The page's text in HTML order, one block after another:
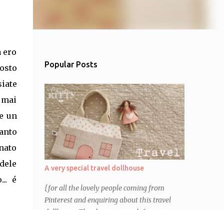
ero
un
é
Popular Posts
A very special travel dollhouse
{for all the lovely people coming from
Pinterest and enquiring about this travel